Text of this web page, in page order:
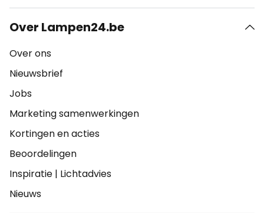
Over Lampen24.be
Over ons
Nieuwsbrief
Jobs
Marketing samenwerkingen
Kortingen en acties
Beoordelingen
Inspiratie | Lichtadvies
Nieuws